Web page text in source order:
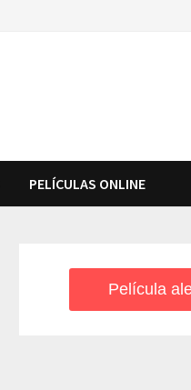
PELÍCULAS ONLINE
Película